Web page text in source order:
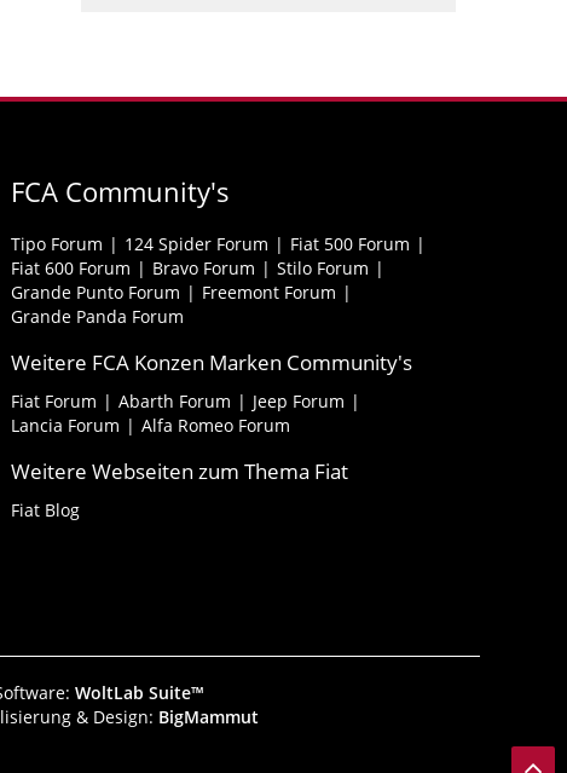
FCA Community's
Tipo Forum 124 Spider Forum
Fiat 500 Forum
Fiat 600 Forum
Bravo Forum
Stilo Forum
Grande Punto Forum
Freemont Forum
Grande Panda Forum
Weitere FCA Konzen Marken Community's
Fiat Forum Abarth Forum
Jeep Forum
Lancia Forum
Alfa Romeo Forum
Weitere Webseiten zum Thema Fiat
Fiat Blog
WoltLab Suite™
& Design: BigMammut